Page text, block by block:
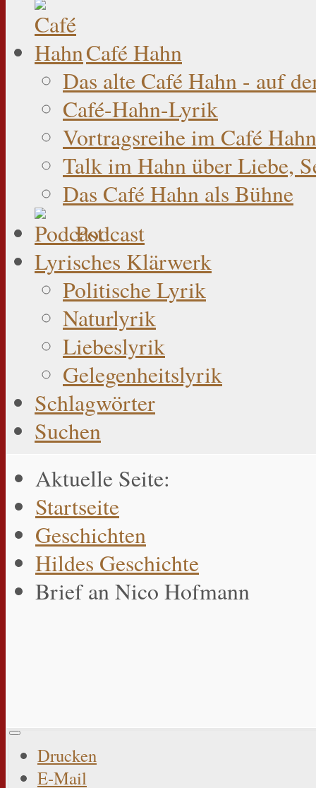
Café Hahn
Das alte Café Hahn - auf
Café-Hahn-Lyrik
Vortragsreihe im Café
Talk im Hahn über Liebe,
Das Café Hahn als Bühne
Podcast
Lyrisches Klärwerk
Politische Lyrik
Naturlyrik
Liebeslyrik
Gelegenheitslyrik
Schlagwörter
Suchen
Aktuelle Seite:
Startseite
Geschichten
Hildes Geschichte
Brief an Nico Hofmann
Drucken
E-Mail